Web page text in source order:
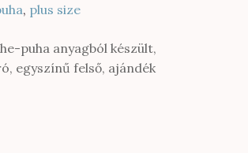
, plus size
puha anyagból készült,
egyszínű felső, ajándék